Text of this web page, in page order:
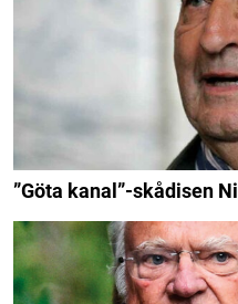
”Göta kanal”-skådisen